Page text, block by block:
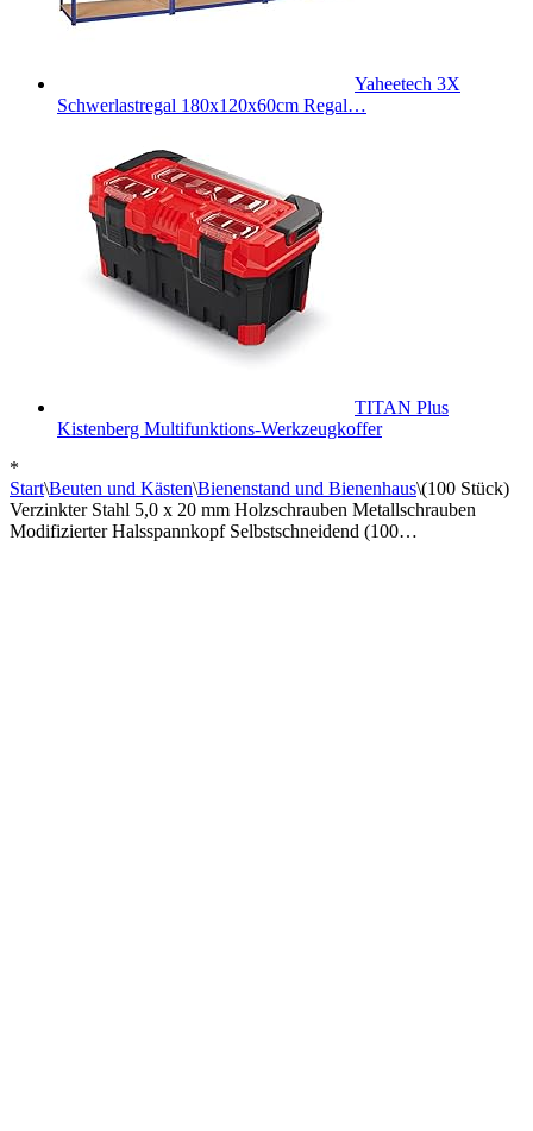
Yaheetech 3X
Schwerlastregal 180x120x60cm Regal…
TITAN Plus
Kistenberg Multifunktions-Werkzeugkoffer
*
Start\Beuten und Kästen\Bienenstand und Bienenhaus\(100 Stück)
Verzinkter Stahl 5,0 x 20 mm Holzschrauben Metallschrauben
Modifizierter Halsspannkopf Selbstschneidend (100…